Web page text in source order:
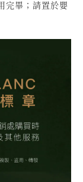
完畢；請置於嬰